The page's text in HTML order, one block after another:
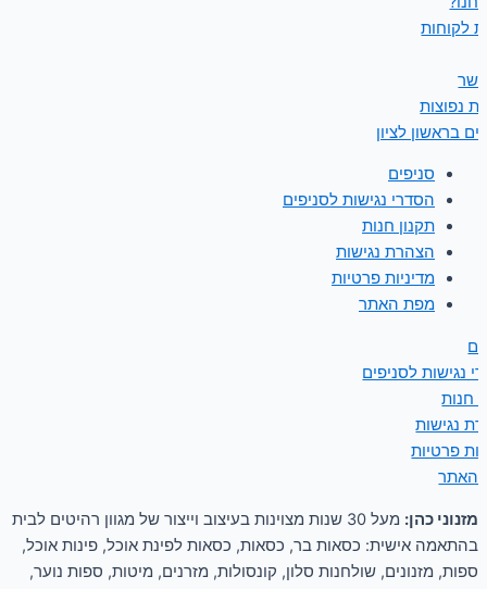
לקוחות
נפוצות
בראשון לציון
סניפים
הסדרי נגישות לסניפים
תקנון חנות
הצהרת נגישות
מדיניות פרטיות
מפת האתר
נגישות לסניפים
חנות
נגישות
פרטיות
האתר
מזנוני כהן:
מעל 30 שנות מצוינות בעיצוב וייצור של מגוון רהיטים לבית
בהתאמה אישית: כסאות בר, כסאות, כסאות לפינת אוכל, פינות אוכל,
ספות, מזנונים, שולחנות סלון, קונסולות, מזרנים, מיטות, ספות נוער,